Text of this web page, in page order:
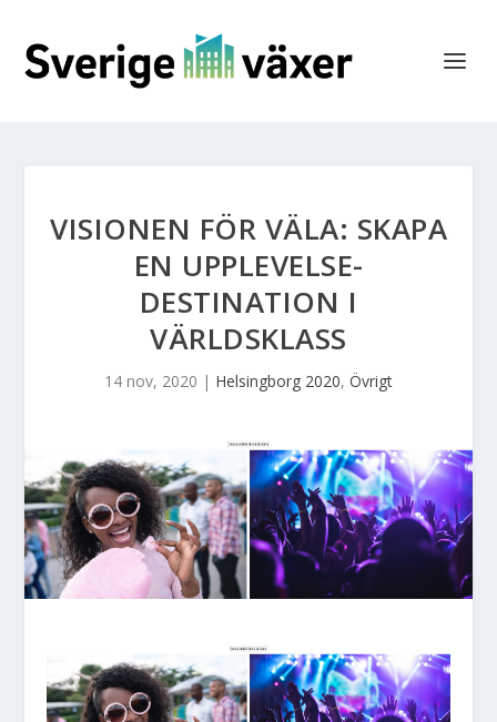
VISIONEN FÖR VÄLA: SKAPA
EN UPPLEVELSE­
DESTINATION I
VÄRLDSKLASS
14 nov, 2020 | Helsingborg 2020, Övrigt